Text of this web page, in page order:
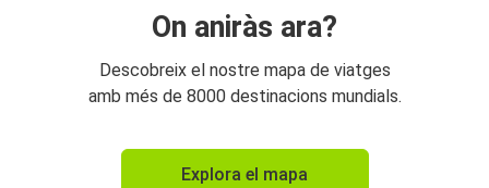
On aniràs ara?
Descobreix el nostre mapa de viatges
amb més de 8000 destinacions mundials.
Explora el mapa